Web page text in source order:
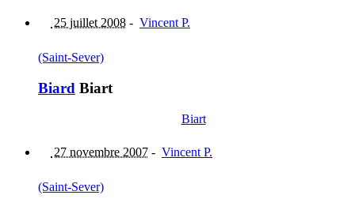
25 juillet 2008 - Vincent P.
(Saint-Sever)
Biard Biart
Biart
27 novembre 2007 - Vincent P.
(Saint-Sever)